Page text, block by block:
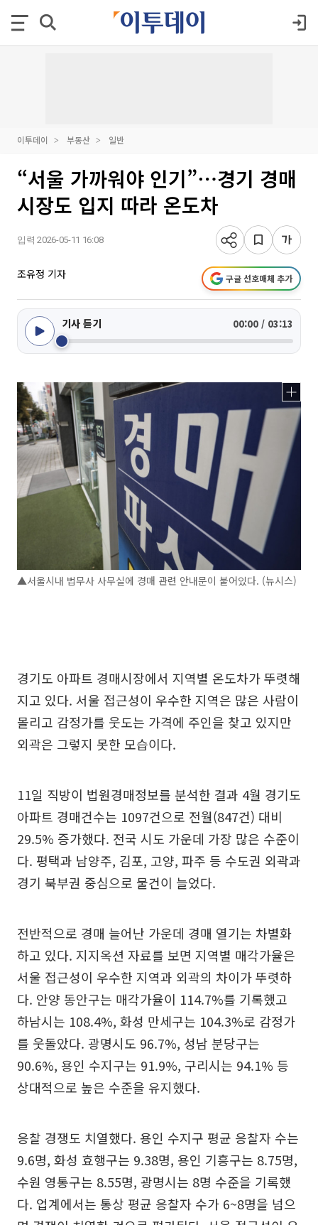
이투데이 부동산 일반
“서울 가까워야 인기”⋯경기 경매
시장도 입지 따라 온도차
입력 2026-05-11 16:08
조유정 기자 구글 선호매체 추가
기사 듣기 00:00 / 03:13
▲서울시내 법무사 사무실에 경매 관련 안내문이 붙어있다. (뉴시스)
경기도 아파트 경매시장에서 지역별 온도차가 뚜렷해
지고 있다. 서울 접근성이 우수한 지역은 많은 사람이
몰리고 감정가를 웃도는 가격에 주인을 찾고 있지만
외곽은 그렇지 못한 모습이다.
11일 직방이 법원경매정보를 분석한 결과 4월 경기도
아파트 경매건수는 1097건으로 전월(847건) 대비
29.5% 증가했다. 전국 시도 가운데 가장 많은 수준이
다. 평택과 남양주, 김포, 고양, 파주 등 수도권 외곽과
경기 북부권 중심으로 물건이 늘었다.
전반적으로 경매 늘어난 가운데 경매 열기는 차별화
하고 있다. 지지옥션 자료를 보면 지역별 매각가율은
서울 접근성이 우수한 지역과 외곽의 차이가 뚜렷하
다. 안양 동안구는 매각가율이 114.7%를 기록했고
하남시는 108.4%, 화성 만세구는 104.3%로 감정가
를 웃돌았다. 광명시도 96.7%, 성남 분당구는
90.6%, 용인 수지구는 91.9%, 구리시는 94.1% 등
상대적으로 높은 수준을 유지했다.
응찰 경쟁도 치열했다. 용인 수지구 평균 응찰자 수는
9.6명, 화성 효행구는 9.38명, 용인 기흥구는 8.75명,
수원 영통구는 8.55명, 광명시는 8명 수준을 기록했
다. 업계에서는 통상 평균 응찰자 수가 6~8명을 넘으